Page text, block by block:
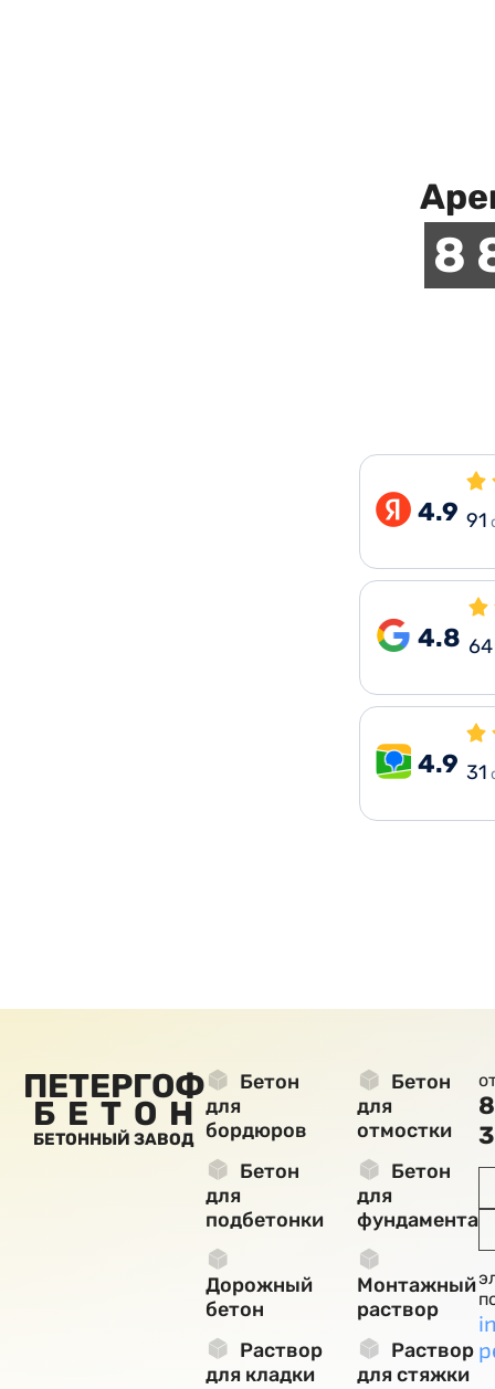
8
4.9 91
4.8 64
4.9 31
ПЕТЕРГОФ
БЕТОН
БЕТОННЫЙ ЗАВОД
Бетон
для
бордюров
Бетон
для
отмостки
Бетон
для
подбетонки
Бетон
для
фундамента
Дорожный
бетон
Монтажный
раствор
Раствор
для кладки
Раствор
для стяжки